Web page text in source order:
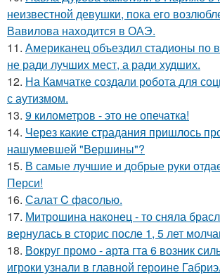
неизвестной девушки, пока его
Вавилова находится в ОАЭ.
11. Американец объездил стадионы по
не ради лучших мест, а ради худших.
12. На Камчатке создали робота для
с аутизмом.
13. 9 километров - это не опечатка!
14. Через какие страдания пришлось
нашумевшей "Вершины"?
15. В самые лучшие и добрые руки
Перси!
16. Салат C фaсoлью.
17. Митрошина наконец - то сняла
вернулась в сторис после 1, 5 лет
18. Вокруг промо - арта гта 6 возник
игроки узнали в главной героине